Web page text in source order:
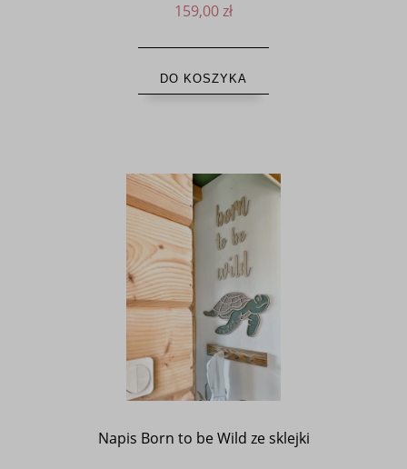
159,00 zł
DO KOSZYKA
Napis Born to be Wild ze sklejki